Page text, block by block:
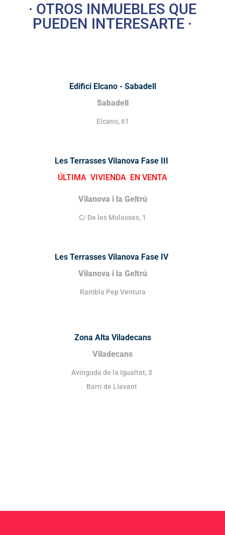
· OTROS INMUEBLES QUE
PUEDEN INTERESARTE ·
Edifici Elcano - Sabadell
Sabadell
Elcano, 61
Les Terrasses Vilanova Fase III
ÚLTIMA VIVIENDA EN VENTA
Vilanova i la Geltrú
C/ De les Mulasses, 1
Les Terrasses Vilanova Fase IV
Vilanova i la Geltrú
Rambla Pep Ventura
Zona Alta Viladecans
Viladecans
Avinguda de la Igualtat, 3
Barri de Llevant